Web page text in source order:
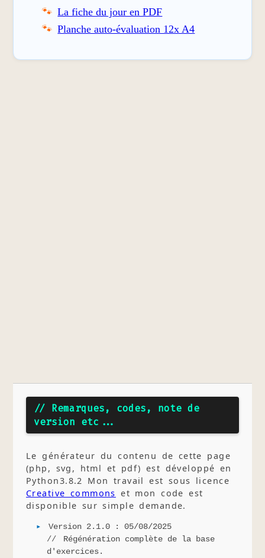
La fiche du jour en PDF
Planche auto-évaluation 12x A4
// Remarques, codes, note de
version etc...
Le générateur du contenu de cette page
(php, svg, html et pdf) est développé en
Python3.8.2 Mon travail est sous licence
Creative commons et mon code est
disponible sur simple demande.
Version 2.1.0 : 05/08/2025
Régénération complète de la base
d'exercices.